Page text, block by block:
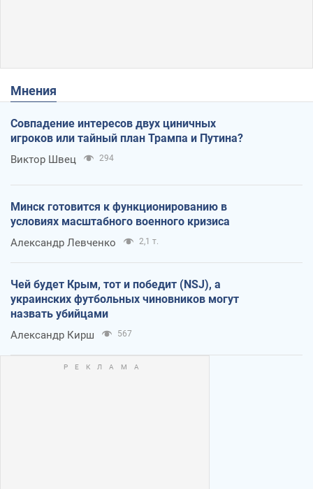
Мнения
Совпадение интересов двух циничных
игроков или тайный план Трампа и Путина?
Виктор Швец 294
Минск готовится к функционированию в
условиях масштабного военного кризиса
Александр Левченко 2,1 т.
Чей будет Крым, тот и победит (NSJ), а
украинских футбольных чиновников могут
назвать убийцами
Александр Кирш 567